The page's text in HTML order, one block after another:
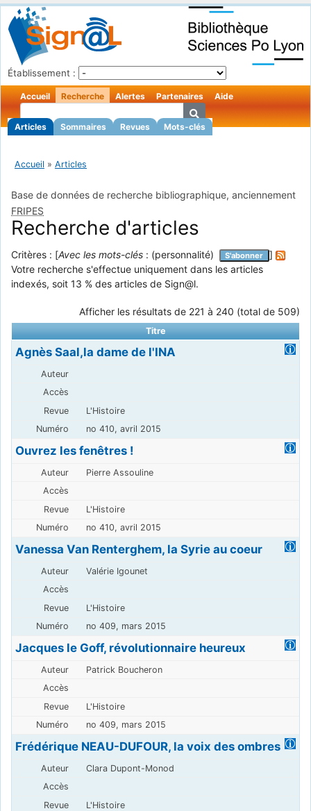
Établissement :
Accueil Recherche
Articles Sommaires Revues Mots-clés
Alertes Partenaires Aide
Accueil » Articles
Base de données de recherche bibliographique, anciennement
FRIPES
Recherche d'articles
Critères : [Avec les mots-clés : (personnalité) S'abonner
]
Votre recherche s'effectue uniquement dans les articles
indexés, soit 13 % des articles de Sign@l.
Afficher les résultats de 221 à 240 (total de 509)
Titre
Agnès Saal,la dame de l'INA
L'Histoire
no 410, avril 2015
Ouvrez les fenêtres !
Pierre Assouline
L'Histoire
no 410, avril 2015
Vanessa Van Renterghem, la Syrie au coeur
Valérie Igounet
L'Histoire
no 409, mars 2015
Jacques le Goff, révolutionnaire heureux
Patrick Boucheron
L'Histoire
no 409, mars 2015
Frédérique NEAU-DUFOUR, la voix des ombres
Clara Dupont-Monod
L'Histoire